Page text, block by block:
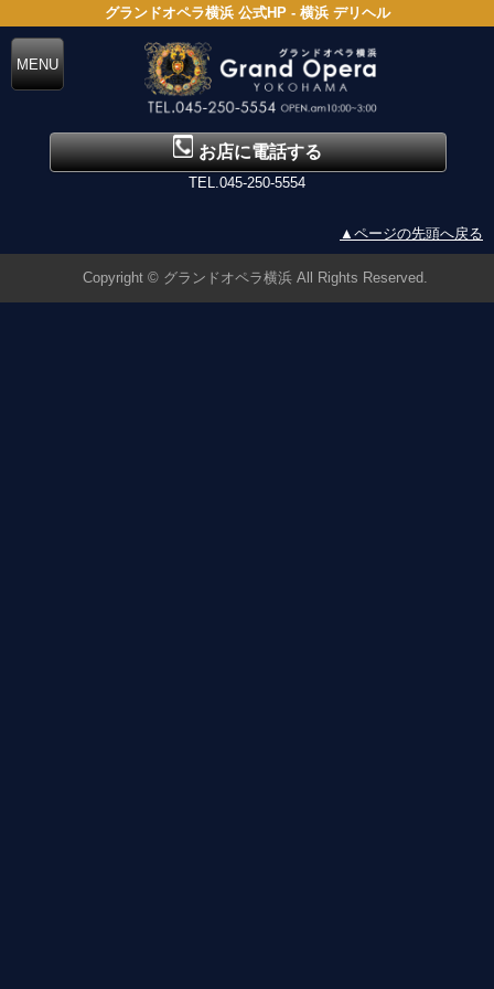
グランドオペラ横浜 公式HP - 横浜 デリヘル
お店に電話する
TEL.045-250-5554
▲ページの先頭へ戻る
Copyright © グランドオペラ横浜 All Rights Reserved.